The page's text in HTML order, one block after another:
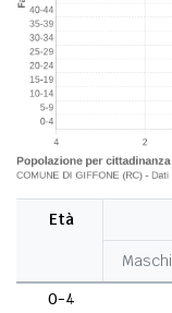
Età
Maschi
0-4